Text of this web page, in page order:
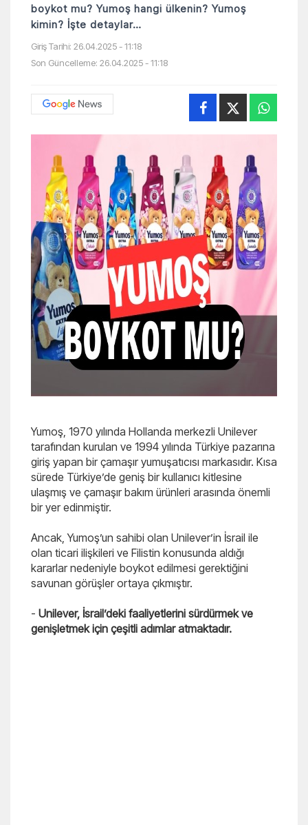
boykot mu? Yumoş hangi ülkenin? Yumoş
kimin? İşte detaylar…
Giriş Tarihi: 26.04.2025 - 11:18
Son Güncelleme: 26.04.2025 - 11:18
Yumoş, 1970 yılında Hollanda merkezli Unilever
tarafından kurulan ve 1994 yılında Türkiye pazarına
giriş yapan bir çamaşır yumuşatıcısı markasıdır. Kısa
sürede Türkiye’de geniş bir kullanıcı kitlesine
ulaşmış ve çamaşır bakım ürünleri arasında önemli
bir yer edinmiştir.
Ancak, Yumoş’un sahibi olan Unilever’in İsrail ile
olan ticari ilişkileri ve Filistin konusunda aldığı
kararlar nedeniyle boykot edilmesi gerektiğini
savunan görüşler ortaya çıkmıştır.
- Unilever, İsrail’deki faaliyetlerini sürdürmek ve
genişletmek için çeşitli adımlar atmaktadır.